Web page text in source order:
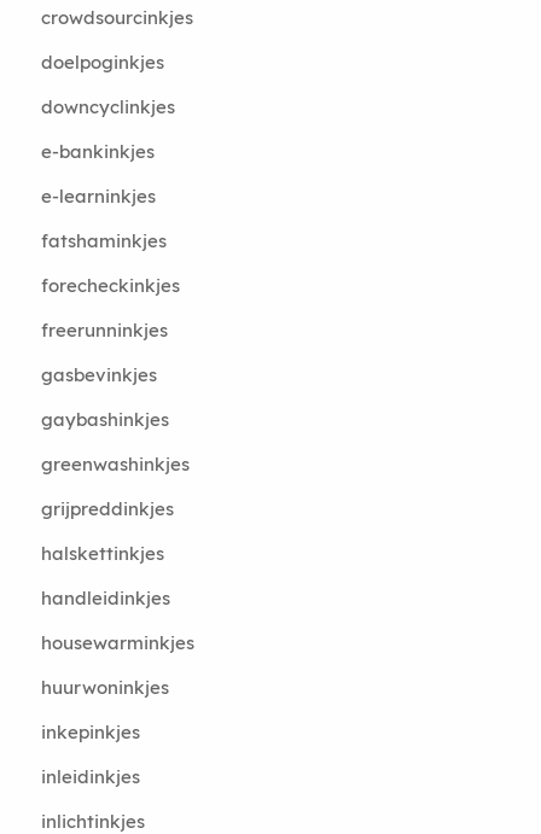
crowdsourcinkjes
doelpoginkjes
downcyclinkjes
e-bankinkjes
e-learninkjes
fatshaminkjes
forecheckinkjes
freerunninkjes
gasbevinkjes
gaybashinkjes
greenwashinkjes
grijpreddinkjes
halskettinkjes
handleidinkjes
housewarminkjes
huurwoninkjes
inkepinkjes
inleidinkjes
inlichtinkjes